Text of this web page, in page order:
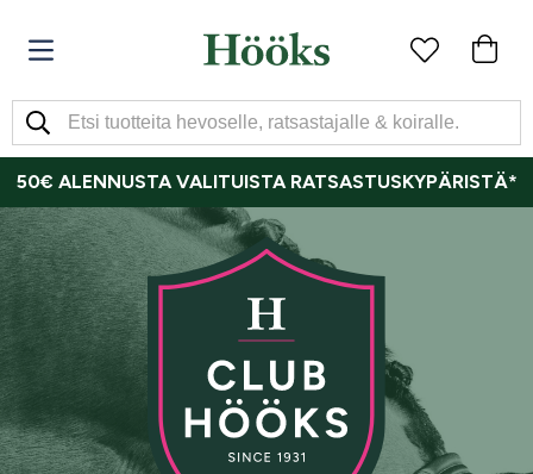
50€ ALENNUSTA VALITUISTA RATSASTUSKYPÄRISTÄ*